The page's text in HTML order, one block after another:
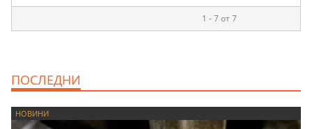
1 - 7 от 7
ПОСЛЕДНИ
НОВИНИ